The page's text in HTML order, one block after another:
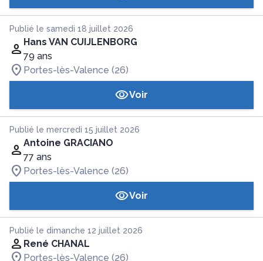
Publié le samedi 18 juillet 2026
Hans VAN CUIJLENBORG
79 ans
Portes-lès-Valence (26)
Voir
Publié le mercredi 15 juillet 2026
Antoine GRACIANO
77 ans
Portes-lès-Valence (26)
Voir
Publié le dimanche 12 juillet 2026
René CHANAL
Portes-lès-Valence (26)